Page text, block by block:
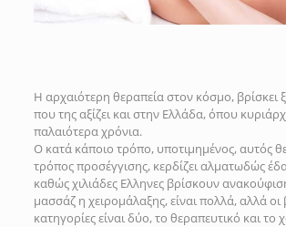
H αρχαιότερη θεραπεία στον κόσμο, βρίσκει
που της αξίζει και στην Ελλάδα, όπου
παλαιότερα χρόνια.
Ο κατά κάποιο τρόπο, υποτιμημένος, αυτός
τρόπος προσέγγισης, κερδίζει αλματωδώς
καθώς χιλιάδες Ελληνες βρίσκουν
μασσάζ η χειρομάλαξης, είναι πολλά, αλλά οι
κατηγορίες είναι δύο, το θεραπευτικό και το